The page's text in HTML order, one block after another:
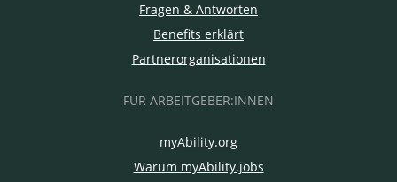
Fragen & Antworten
Benefits erklärt
Partnerorganisationen
FÜR ARBEITGEBER:INNEN
myAbility.org
Warum myAbility.jobs